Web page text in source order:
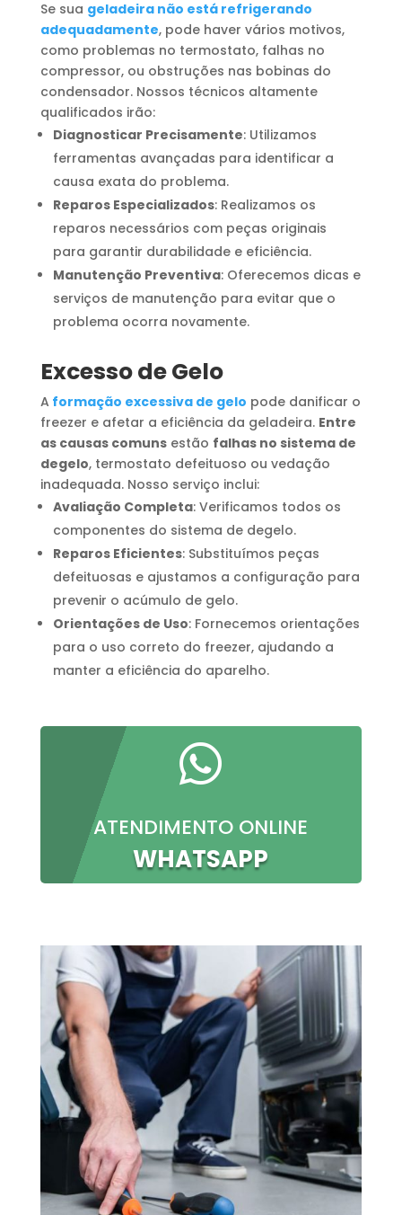
Se sua geladeira não está refrigerando
adequadamente, pode haver vários motivos,
como problemas no termostato, falhas no
compressor, ou obstruções nas bobinas do
condensador. Nossos técnicos altamente
qualificados irão:
Diagnosticar Precisamente: Utilizamos
ferramentas avançadas para identificar a
causa exata do problema.
Reparos Especializados: Realizamos os
reparos necessários com peças originais
para garantir durabilidade e eficiência.
Manutenção Preventiva: Oferecemos dicas e
serviços de manutenção para evitar que o
problema ocorra novamente.
Excesso de Gelo
A formação excessiva de gelo pode danificar o
freezer e afetar a eficiência da geladeira. Entre
as causas comunsestão falhas no sistema de
degelo, termostato defeituoso ou vedação
inadequada. Nosso serviço inclui:
Avaliação Completa: Verificamos todos os
componentes do sistema de degelo.
Reparos Eficientes: Substituímos peças
defeituosas e ajustamos a configuração para
prevenir o acúmulo de gelo.
Orientações de Uso: Fornecemos orientações
para o uso correto do freezer, ajudando a
manter a eficiência do aparelho.

ATENDIMENTO ONLINE
WHATSAPP